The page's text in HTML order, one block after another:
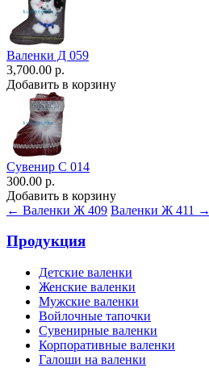
Валенки Д 059
3,700.00 р.
Добавить в корзину
Сувенир С 014
300.00 р.
Добавить в корзину
← Валенки Ж 409 Валенки Ж 411 →
Продукция
Детские валенки
Женские валенки
Мужские валенки
Войлочные тапочки
Сувенирные валенки
Корпоративные валенки
Галоши на валенки